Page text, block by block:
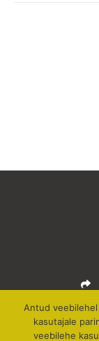
Antud
kasutajale
veebilehe